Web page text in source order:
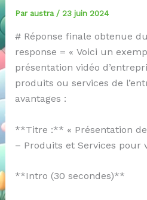
Par austra / 23 juin 2024
# Réponse finale obtenue
response = « Voici un
présentation vidéo
produits ou services de
avantages :
**Titre :** « Présentation
– Produits et Services pour
**Intro (30 secondes)**